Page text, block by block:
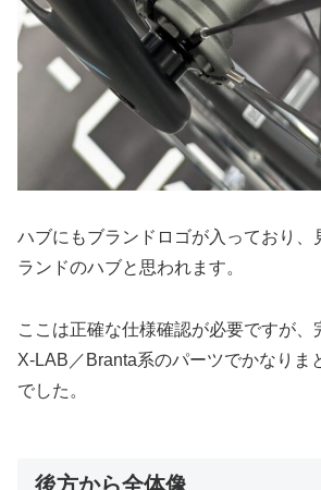
ハブにもブランドロゴが入っており、
ランドのハブと思われます。
ここは正確な仕様確認が必要ですが、
X-LAB／Branta系のパーツでかなりま
でした。
後方から全体像